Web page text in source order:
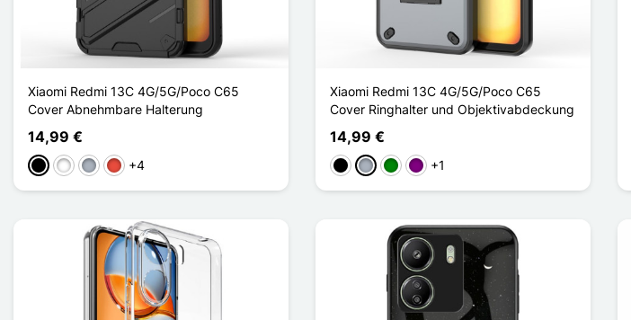
Xiaomi Redmi 13C 4G/5G/Poco C65
Cover Abnehmbare Halterung
14,99 €
Schwarz
WeißGrauRot +4
Xiaomi Redmi 13C 4G/5G/Poco C65
Cover Ringhalter und Objektivabdeckung
14,99 €
Schwarz
GrauGrünViolett
+1